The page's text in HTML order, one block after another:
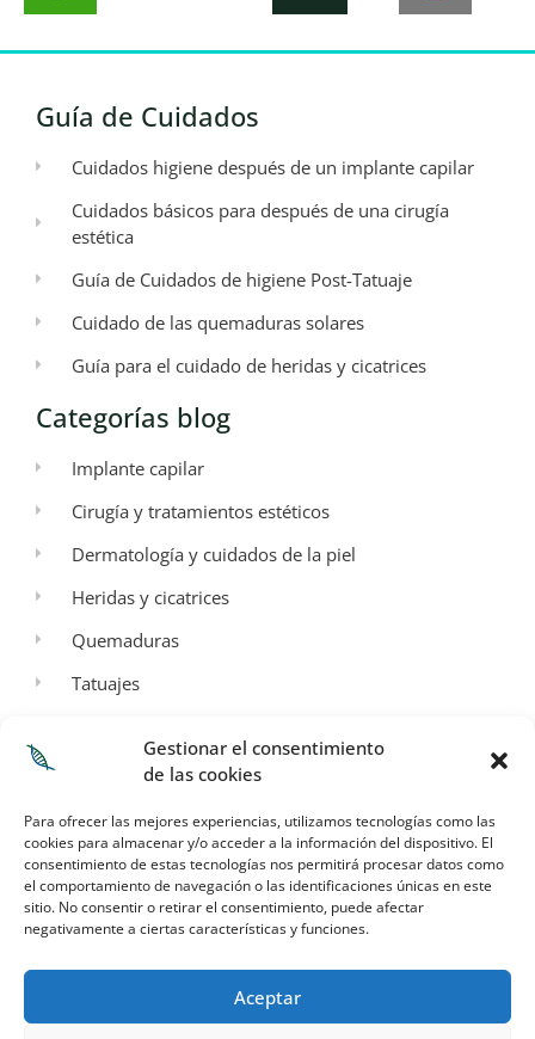
Gestionar el consentimiento
de las cookies
Para ofrecer las mejores experiencias, utilizamos tecnologías como las
cookies para almacenar y/o acceder a la información del dispositivo. El
consentimiento de estas tecnologías nos permitirá procesar datos como
el comportamiento de navegación o las identificaciones únicas en este
sitio. No consentir o retirar el consentimiento, puede afectar
negativamente a ciertas características y funciones.
Aceptar
Guía de Cuidados
Cuidados higiene después de un implante capilar
Cuidados básicos para después de una cirugía
estética
Guía de Cuidados de higiene Post-Tatuaje
Cuidado de las quemaduras solares
Guía para el cuidado de heridas y cicatrices
Categorías blog
Implante capilar
Cirugía y tratamientos estéticos
Dermatología y cuidados de la piel
Heridas y cicatrices
Quemaduras
Tatuajes
Aspectos Legales
Aviso legal
Política de privacidad
Términos y condiciones de envío
Política de cookies